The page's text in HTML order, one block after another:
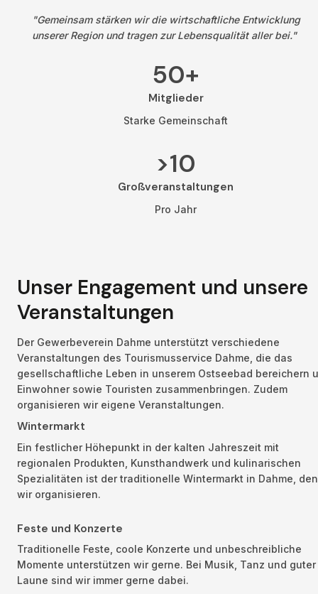
"Gemeinsam stärken wir die wirtschaftliche Entwicklung
unserer Region und tragen zur Lebensqualität aller bei."
50+
Mitglieder
Starke Gemeinschaft
>10
Großveranstaltungen
Pro Jahr
Unser Engagement und unsere
Veranstaltungen
Der Gewerbeverein Dahme unterstützt verschiedene
Veranstaltungen des Tourismusservice Dahme, die das
gesellschaftliche Leben in unserem Ostseebad bereichern
Einwohner sowie Touristen zusammenbringen. Zudem
organisieren wir eigene Veranstaltungen.
Wintermarkt
Ein festlicher Höhepunkt in der kalten Jahreszeit mit
regionalen Produkten, Kunsthandwerk und kulinarischen
Spezialitäten ist der traditionelle Wintermarkt in Dahme, den
wir organisieren.
Feste und Konzerte
Traditionelle Feste, coole Konzerte und unbeschreibliche
Momente unterstützen wir gerne. Bei Musik, Tanz und guter
Laune sind wir immer gerne dabei.